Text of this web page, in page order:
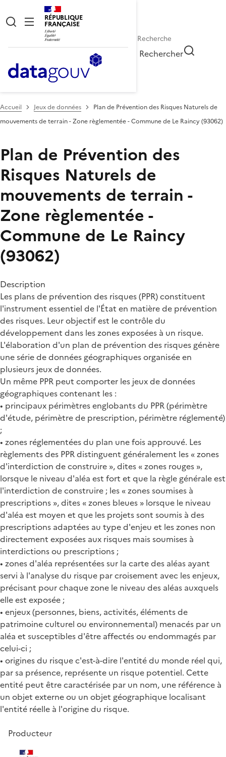
RÉPUBLIQUE
FRANÇAISE
Rechercher
Accueil Jeux de données
Plan de Prévention des Risques Naturels de
mouvements de terrain - Zone règlementée - Commune de Le Raincy (93062)
Plan de Prévention des
Risques Naturels de
mouvements de terrain -
Zone règlementée -
Commune de Le Raincy
(93062)
Description
Les plans de prévention des risques (PPR) constituent
l'instrument essentiel de l'État en matière de prévention
des risques. Leur objectif est le contrôle du
développement dans les zones exposées à un risque.
L'élaboration d'un plan de prévention des risques génère
une série de données géographiques organisée en
plusieurs jeux de données.
Un même PPR peut comporter les jeux de données
géographiques contenant les :
• principaux périmètres englobants du PPR (périmètre
d'étude, périmètre de prescription, périmètre réglementé)
;
• zones réglementées du plan une fois approuvé. Les
règlements des PPR distinguent généralement les « zones
d'interdiction de construire », dites « zones rouges »,
lorsque le niveau d'aléa est fort et que la règle générale est
l'interdiction de construire ; les « zones soumises à
prescriptions », dites « zones bleues » lorsque le niveau
d'aléa est moyen et que les projets sont soumis à des
prescriptions adaptées au type d'enjeu et les zones non
directement exposées aux risques mais soumises à
interdictions ou prescriptions ;
• zones d'aléa représentées sur la carte des aléas ayant
servi à l'analyse du risque par croisement avec les enjeux,
précisant pour chaque zone le niveau des aléas auxquels
elle est exposée ;
• enjeux (personnes, biens, activités, éléments de
patrimoine culturel ou environnemental) menacés par un
aléa et susceptibles d'être affectés ou endommagés par
celui-ci ;
• origines du risque c'est-à-dire l'entité du monde réel qui,
par sa présence, représente un risque potentiel. Cette
entité peut être caractérisée par un nom, une référence à
un objet externe ou un objet géographique localisant
l'entité réelle à l'origine du risque.
Producteur